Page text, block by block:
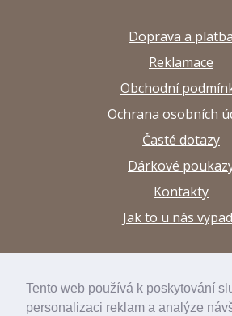
Tento web používá k poskytování
personalizaci reklam a analýze
Doprava a platba
Reklamace
Obchodní
Ochrana osobních
Časté dotazy
Dárkové
Kontakty
Jak to u nás
© 2013–2026 Papírnictví a